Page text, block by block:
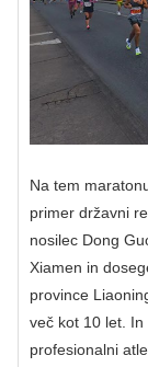
Na tem
primer državni
nosilec Dong
Xiamen in
province
več kot 10 let.
profesionalni